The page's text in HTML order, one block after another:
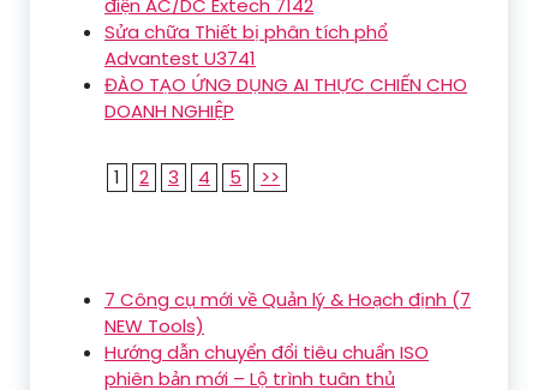
điện AC/DC Extech 7142
Sửa chữa Thiết bị phân tích phổ
Advantest U3741
ĐÀO TẠO ỨNG DỤNG AI THỰC CHIẾN CHO
DOANH NGHIỆP
1 2 3 4 5 >>
7 Công cụ mới về Quản lý & Hoạch định (7
NEW Tools)
Hướng dẫn chuyển đổi tiêu chuẩn ISO
phiên bản mới – Lộ trình tuân thủ